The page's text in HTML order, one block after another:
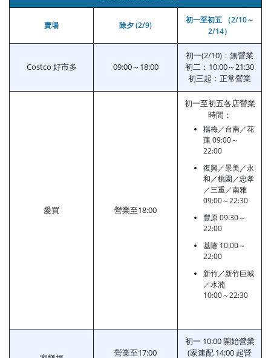
賣場 除夕 (2/9)
初一至初五 （2/10～
2/14）
Costco 好市多 09:00～18:00
初一(2/10)：無營業
初二：10:00～21:30
初三起：正常營業
愛買 營業至18:00
初一至初五各店營業
時間：
楊梅／台南／花
蓮 09:00～
22:00
復興／景美／永
和／桃園／忠孝
／三重／南雅
09:00～22:30
豐原 09:30～
22:00
基隆 10:00～
22:00
新竹／新竹巨城
／水湳
10:00～22:30
營業至17:00
初一 10:00 開始營業
(家速配 14:00 起營